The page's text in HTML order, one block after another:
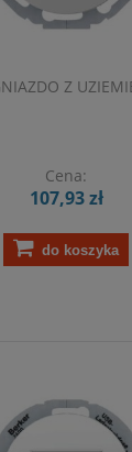
Z
Cena:
107,93 zł
do koszyka